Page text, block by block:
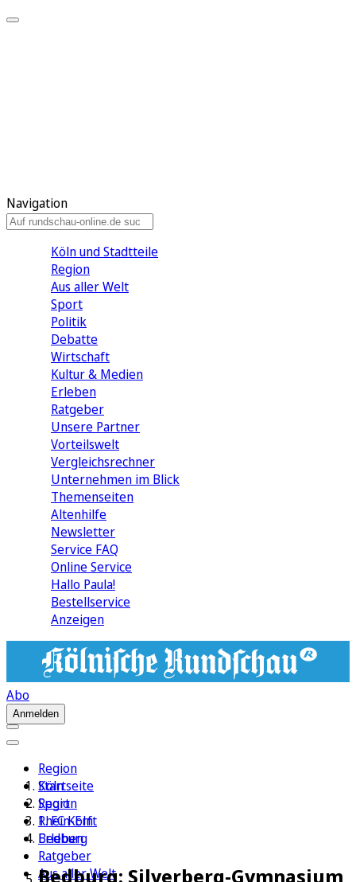
Navigation
Köln und Stadtteile
Region
Aus aller Welt
Sport
Politik
Debatte
Wirtschaft
Kultur & Medien
Erleben
Ratgeber
Unsere Partner
Vorteilswelt
Vergleichsrechner
Unternehmen im Blick
Themenseiten
Altenhilfe
Newsletter
Service FAQ
Online Service
Hallo Paula!
Bestellservice
Anzeigen
Abo
Anmelden
Region
Köln
Sport
1. FC Köln
Erleben
Ratgeber
Aus aller Welt
Startseite
Region
Rhein-Erft
Bedburg
Bedburg: Silverberg-Gymnasium